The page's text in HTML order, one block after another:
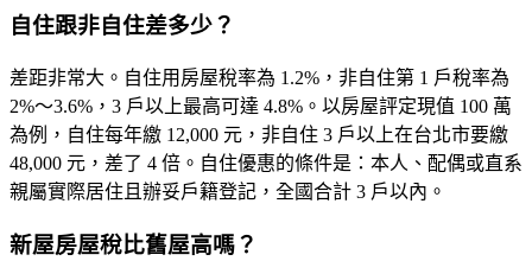
自住跟非自住差多少？
差距非常大。自住用房屋稅率為 1.2% ，非自住第 1 戶稅率為
2%～3.6%，3 戶以上最高可達 4.8% 。以房屋評定現值 100 萬
為例，自住每年繳 12,000 元，非自住 3 戶以上在台北市要繳
48,000 元，差了 4 倍 。自住優惠的條件是：本人、配偶或直系
親屬實際居住且辦妥戶籍登記，全國合計 3 戶以內。
新屋房屋稅比舊屋高嗎？